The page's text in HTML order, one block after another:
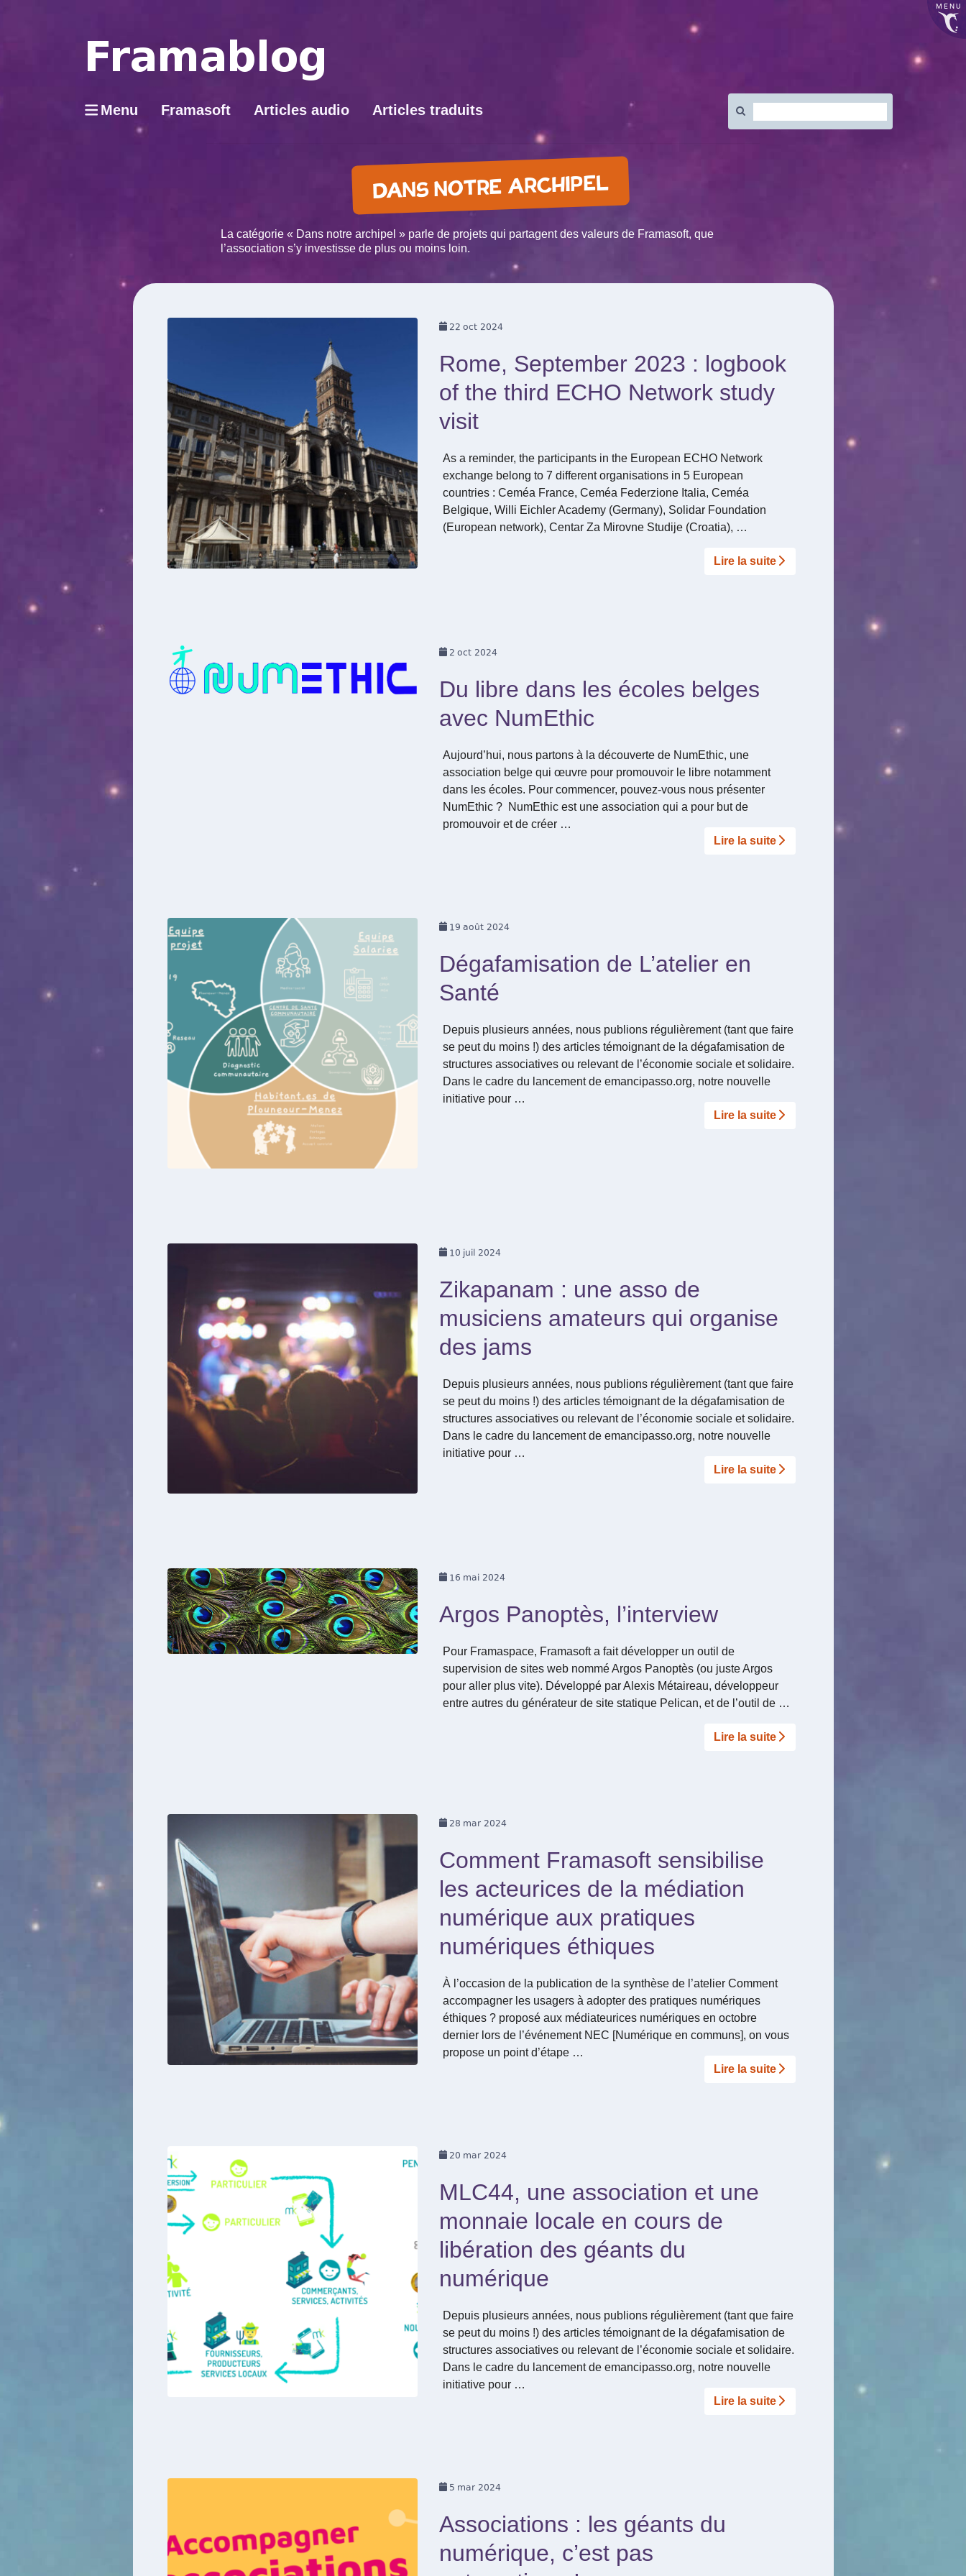
MENU
Menu Framasoft Articles audio Articles traduits
:
DANS NOTRE ARCHIPEL
La catégorie « Dans notre archipel » parle de projets qui partagent des valeurs de Framasoft, que
l’association s’y investisse de plus ou moins loin.
22 oct 2024
Rome, September 2023 : logbook
of the third ECHO Network study
visit
As a reminder, the participants in the European ECHO Network
exchange belong to 7 different organisations in 5 European
countries : Ceméa France, Ceméa Federzione Italia, Ceméa
Belgique, Willi Eichler Academy (Germany), Solidar Foundation
(European network), Centar Za Mirovne Studije (Croatia), …
Lire la suite­­
2 oct 2024
Du libre dans les écoles belges
avec NumEthic
Aujourd’hui, nous partons à la découverte de NumEthic, une
association belge qui œuvre pour promouvoir le libre notamment
dans les écoles. Pour commencer, pouvez-vous nous présenter
NumEthic ? NumEthic est une association qui a pour but de
promouvoir et de créer …
Lire la suite­­
19 août 2024
Dégafamisation de L’atelier en
Santé
Depuis plusieurs années, nous publions régulièrement (tant que faire
se peut du moins !) des articles témoignant de la dégafamisation de
structures associatives ou relevant de l’économie sociale et solidaire.
Dans le cadre du lancement de emancipasso.org, notre nouvelle
initiative pour …
Lire la suite­­
10 juil 2024
Zikapanam : une asso de
musiciens amateurs qui organise
des jams
Depuis plusieurs années, nous publions régulièrement (tant que faire
se peut du moins !) des articles témoignant de la dégafamisation de
structures associatives ou relevant de l’économie sociale et solidaire.
Dans le cadre du lancement de emancipasso.org, notre nouvelle
initiative pour …
Lire la suite­­
16 mai 2024
Argos Panoptès, l’interview
Pour Framaspace, Framasoft a fait développer un outil de
supervision de sites web nommé Argos Panoptès (ou juste Argos
pour aller plus vite). Développé par Alexis Métaireau, développeur
entre autres du générateur de site statique Pelican, et de l’outil de …
Lire la suite­­
28 mar 2024
Comment Framasoft sensibilise
les acteurices de la médiation
numérique aux pratiques
numériques éthiques
À l’occasion de la publication de la synthèse de l’atelier Comment
accompagner les usagers à adopter des pratiques numériques
éthiques ? proposé aux médiateurices numériques en octobre
dernier lors de l’événement NEC [Numérique en communs], on vous
propose un point d’étape …
Lire la suite­­
20 mar 2024
MLC44, une association et une
monnaie locale en cours de
libération des géants du
numérique
Depuis plusieurs années, nous publions régulièrement (tant que faire
se peut du moins !) des articles témoignant de la dégafamisation de
structures associatives ou relevant de l’économie sociale et solidaire.
Dans le cadre du lancement de emancipasso.org, notre nouvelle
initiative pour …
Lire la suite­­
5 mar 2024
Associations : les géants du
numérique, c’est pas